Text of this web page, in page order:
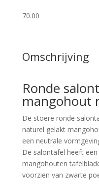
70.00
Omschrijving
Ronde
mangohout
De stoere ronde
naturel gelakt
een neutrale
De salontafel heeft
mangohouten
voorzien van zwarte